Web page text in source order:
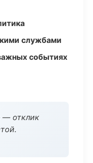
службами
событиях
— отклик